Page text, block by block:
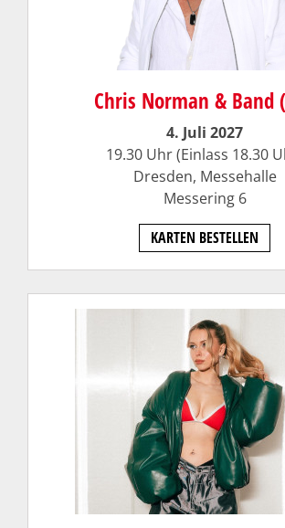
Chris Norman & Band
4. Juli 2027
19.30 Uhr (Einlass 18.30
Dresden, Messehalle
Messering 6
KARTEN BESTELLEN